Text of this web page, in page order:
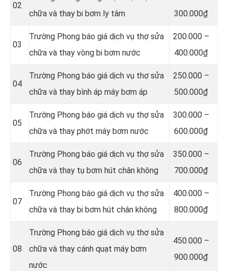
02
chữa và thay bi bơm ly tâm
300.000₫
03
Trường Phong báo giá dịch vụ thợ sửa
chữa và thay vòng bi bơm nước
200.000 –
400.000₫
04
Trường Phong báo giá dịch vụ thợ sửa
chữa và thay bình áp máy bơm áp
250.000 –
500.000₫
05
Trường Phong báo giá dịch vụ thợ sửa
chữa và thay phớt máy bơm nước
300.000 –
600.000₫
06
Trường Phong báo giá dịch vụ thợ sửa
chữa và thay tụ bơm hút chân không
350.000 –
700.000₫
07
Trường Phong báo giá dịch vụ thợ sửa
chữa và thay bi bơm hút chân không
400.000 –
800.000₫
08
Trường Phong báo giá dịch vụ thợ sửa
chữa và thay cánh quạt máy bơm
nước
450.000 –
900.000₫